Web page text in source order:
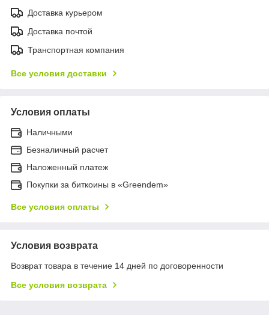
Доставка курьером
Доставка почтой
Транспортная компания
Все условия доставки
Условия оплаты
Наличными
Безналичный расчет
Наложенный платеж
Покупки за биткоины в «Greendem»
Все условия оплаты
Условия возврата
Возврат товара в течение 14 дней по договоренности
Все условия возврата